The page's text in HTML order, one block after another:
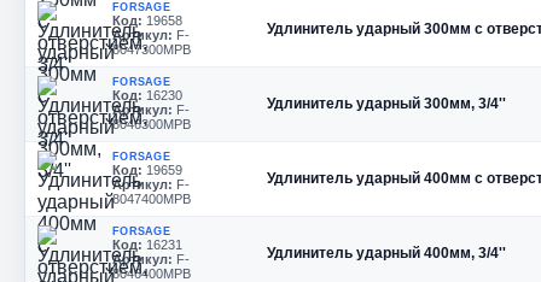
FORSAGE
Код: 19658
Артикул: F-
8047300MPB
Удлинитель ударный 300мм с
FORSAGE
Код: 16230
Артикул: F-
8046300MPB
Удлинитель ударный 300мм, 3/4''
FORSAGE
Код: 19659
Артикул: F-
8047400MPB
Удлинитель ударный 400мм с
FORSAGE
Код: 16231
Артикул: F-
8046400MPB
Удлинитель ударный 400мм, 3/4''